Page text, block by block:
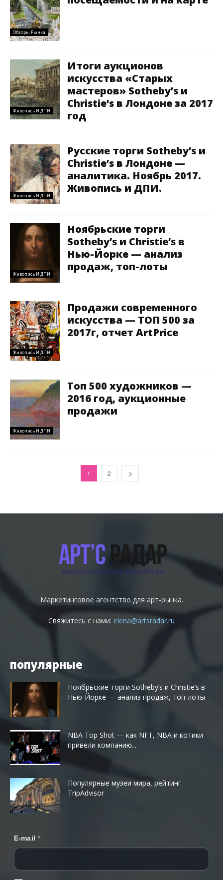
Обзоры Рынка
Живопись И ДПИ
Итоги аукционов
искусства «Старых
мастеров» Sotheby’s и
Christie’s в Лондоне за 2017
год
Живопись И ДПИ
Русские торги Sotheby’s и
Christie’s в Лондоне —
аналитика. Ноябрь 2017.
Живопись и ДПИ.
Живопись И ДПИ
Ноябрьские торги
Sotheby’s и Christie’s в
Нью-Йорке — анализ
продаж, топ-лоты
Живопись И ДПИ
Продажи современного
искусства — ТОП 500 за
2017г, отчет ArtPrice
Живопись И ДПИ
Топ 500 художников —
2016 год, аукционные
продажи
1 2
Маркетинговое агентство для арт-рынка.
Свяжитесь с нами: elena@artsradar.ru
популярные
Ноябрьские торги Sotheby’s и Christie’s в
Нью-Йорке — анализ продаж, топ-лоты
NBA Top Shot — как NFT, NBA и котики
привели компанию...
Популярные музеи мира, рейтинг
TripAdvisor
E-mail *